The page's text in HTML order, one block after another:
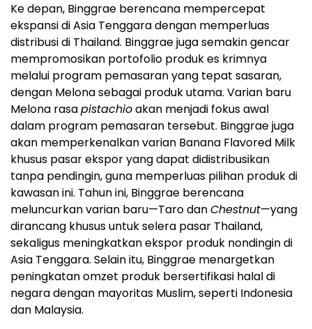
Ke depan, Binggrae berencana mempercepat
ekspansi di Asia Tenggara dengan memperluas
distribusi di Thailand. Binggrae juga semakin gencar
mempromosikan portofolio produk es krimnya
melalui program pemasaran yang tepat sasaran,
dengan Melona sebagai produk utama. Varian baru
Melona rasapistachioakan menjadi fokus awal
dalam program pemasaran tersebut. Binggrae juga
akan memperkenalkan varian Banana Flavored Milk
khusus pasar ekspor yang dapat didistribusikan
tanpa pendingin, guna memperluas pilihan produk di
kawasan ini. Tahun ini, Binggrae berencana
meluncurkan varian baru—Taro danChestnut—yang
dirancang khusus untuk selera pasar Thailand,
sekaligus meningkatkan ekspor produk nondingin di
Asia Tenggara. Selain itu, Binggrae menargetkan
peningkatan omzet produk bersertifikasi halal di
negara dengan mayoritas Muslim, seperti Indonesia
dan Malaysia.